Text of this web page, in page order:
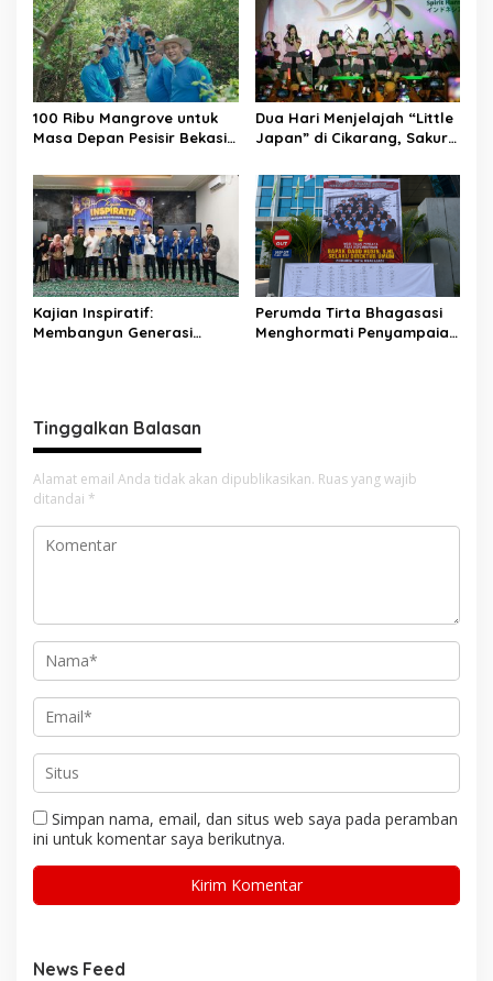
100 Ribu Mangrove untuk
Masa Depan Pesisir Bekasi:
Jababeka Menanam
Harapan yang Tumbuh
Bersama Warga
Dua Hari Menjelajah “Little
Japan” di Cikarang, Sakura
Jababeka Jadi Magnet
Wisata Budaya
Kajian Inspiratif:
Membangun Generasi
Perumda Tirta Bhagasasi
Menghormati Penyampaian
Tinggalkan Balasan
Alamat email Anda tidak akan dipublikasikan. Ruas yang wajib
ditandai *
Simpan nama, email, dan situs web saya pada peramban
ini untuk komentar saya berikutnya.
News Feed